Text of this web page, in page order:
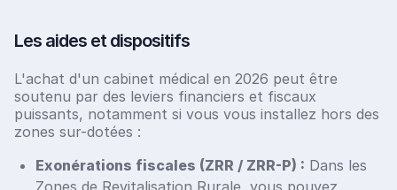
Les aides et dispositifs
L'achat d'un cabinet médical en 2026 peut être
soutenu par des leviers financiers et fiscaux
puissants, notamment si vous vous installez hors des
zones sur-dotées :
Exonérations fiscales (ZRR / ZRR-P) : Dans les
Zones de Revitalisation Rurale, vous pouvez